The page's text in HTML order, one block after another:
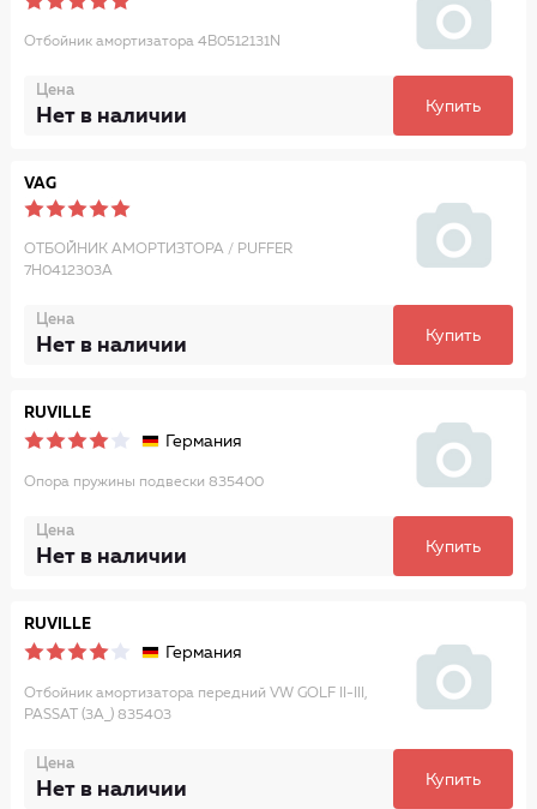
Отбойник амортизатора 4B0512131N
Цена
Нет в наличии Купить
VAG
ОТБОЙНИК АМОРТИЗТОРА / PUFFER
7H0412303A
Цена
Нет в наличии Купить
RUVILLE
Германия
Опора пружины подвески 835400
Цена
Нет в наличии Купить
RUVILLE
Германия
Отбойник амортизатора передний VW GOLF II-III,
PASSAT (3A_) 835403
Цена
Нет в наличии Купить